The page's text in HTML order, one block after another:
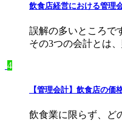
飲食店経営における管理
誤解の多いところで
その3つの会計とは
4
【管理会計】飲食店の価
飲食業に限らず、ど